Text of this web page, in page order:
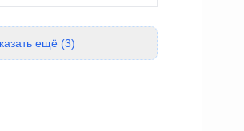
ещё (3)